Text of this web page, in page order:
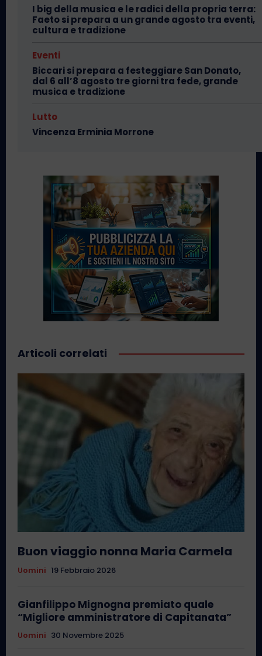
I big della musica e le radici della propria terra:
Faeto si prepara a un grande agosto tra eventi,
cultura e tradizione
Eventi
Biccari si prepara a festeggiare San Donato,
dal 6 all’8 agosto tre giorni tra fede, grande
musica e tradizione
Lutto
Vincenza Erminia Morrone
Articoli correlati
Buon viaggio nonna Maria Carmela
Uomini 19 Febbraio 2026
Gianfilippo Mignogna premiato quale
“Migliore amministratore di Capitanata”
Uomini 30 Novembre 2025